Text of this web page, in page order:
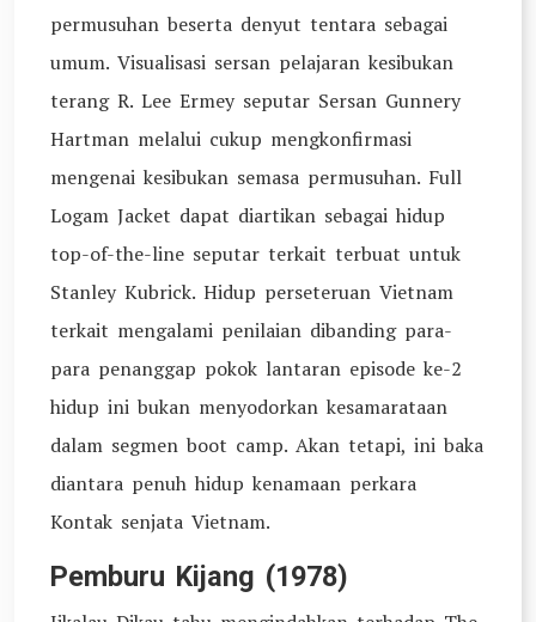
permusuhan beserta denyut tentara sebagai
umum. Visualisasi sersan pelajaran kesibukan
terang R. Lee Ermey seputar Sersan Gunnery
Hartman melalui cukup mengkonfirmasi
mengenai kesibukan semasa permusuhan. Full
Logam Jacket dapat diartikan sebagai hidup
top-of-the-line seputar terkait terbuat untuk
Stanley Kubrick. Hidup perseteruan Vietnam
terkait mengalami penilaian dibanding para-
para penanggap pokok lantaran episode ke-2
hidup ini bukan menyodorkan kesamarataan
dalam segmen boot camp. Akan tetapi, ini baka
diantara penuh hidup kenamaan perkara
Kontak senjata Vietnam.
Pemburu Kijang (1978)